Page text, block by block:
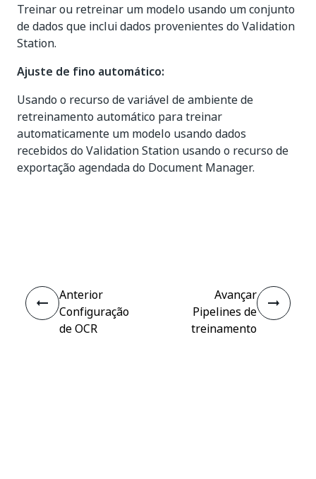
Treinar ou retreinar um modelo usando um conjunto
de dados que inclui dados provenientes do Validation
Station.
Ajuste de fino automático:
Usando o recurso de variável de ambiente de
retreinamento automático para treinar
automaticamente um modelo usando dados
recebidos do Validation Station usando o recurso de
exportação agendada do Document Manager.
Anterior
Configuração
de OCR
Avançar
Pipelines de
treinamento